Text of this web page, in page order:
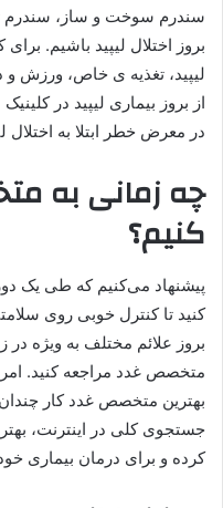
سندرم سوخت و ساز، سندرم
بروز اختلال لیپید باشیم.
لیپید، تغذیه ی خاص، ورزش و
از بروز بیماری لیپید در
در معرض خطر ابتلا به اختلال
چه زمانی به
کنیم؟
پیشنهاد می‌کنیم که طی یک
کنید تا کنترل خوبی روی
بروز علائم مختلف به ویژه
متخصص غدد مراجعه کنید.
بهترین متخصص غدد کار
جستجوی کلی در اینترنت،
کرده و برای درمان بیماری